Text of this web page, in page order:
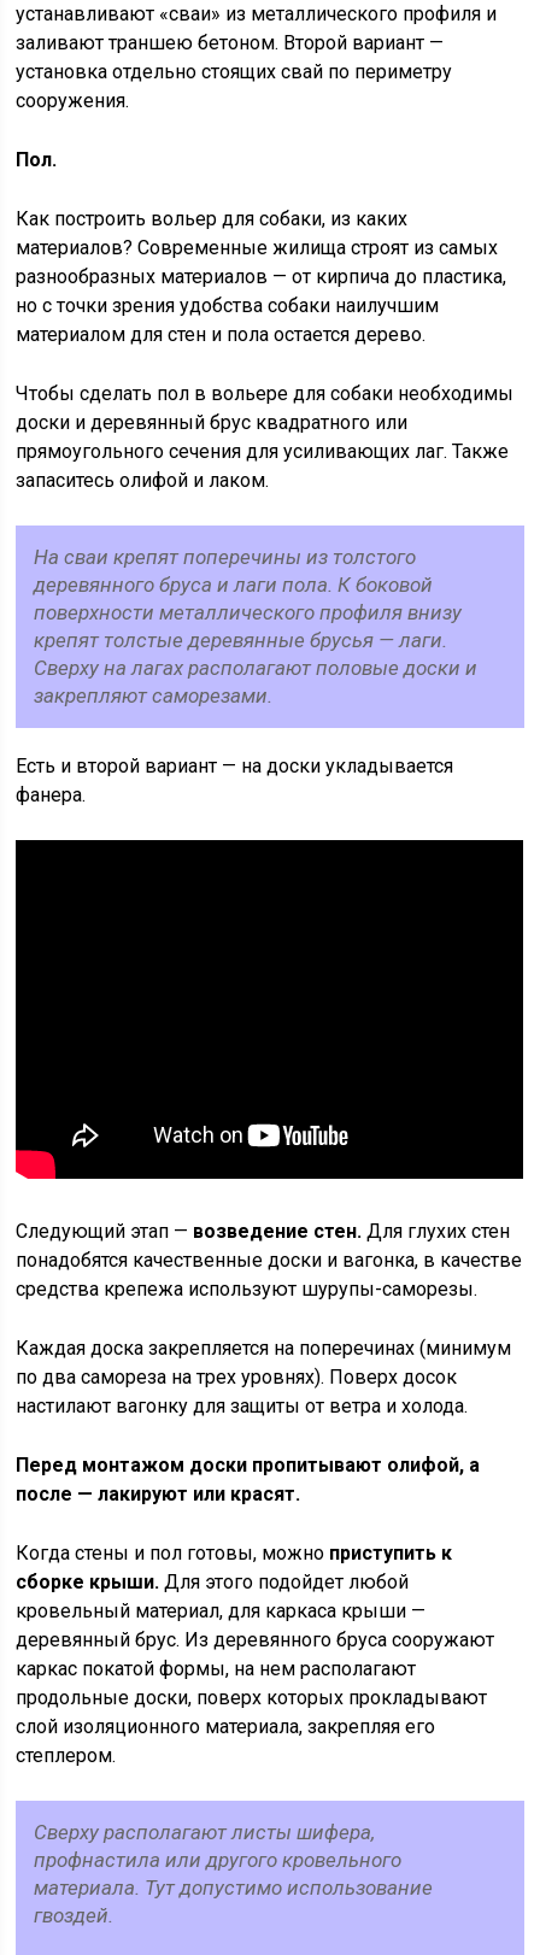
устанавливают «сваи» из металлического профиля и
заливают траншею бетоном. Второй вариант —
установка отдельно стоящих свай по периметру
сооружения.
Пол.
Как построить вольер для собаки, из каких
материалов? Современные жилища строят из самых
разнообразных материалов — от кирпича до пластика,
но с точки зрения удобства собаки наилучшим
материалом для стен и пола остается дерево.
Чтобы сделать пол в вольере для собаки необходимы
доски и деревянный брус квадратного или
прямоугольного сечения для усиливающих лаг. Также
запаситесь олифой и лаком.
На сваи крепят поперечины из толстого
деревянного бруса и лаги пола. К боковой
поверхности металлического профиля внизу
крепят толстые деревянные брусья — лаги.
Сверху на лагах располагают половые доски и
закрепляют саморезами.
Есть и второй вариант — на доски укладывается
фанера.
Следующий этап — возведение стен. Для глухих стен
понадобятся качественные доски и вагонка, в качестве
средства крепежа используют шурупы-саморезы.
Каждая доска закрепляется на поперечинах (минимум
по два самореза на трех уровнях). Поверх досок
настилают вагонку для защиты от ветра и холода.
Перед монтажом доски пропитывают олифой, а
после — лакируют или красят.
Когда стены и пол готовы, можно приступить к
сборке крыши. Для этого подойдет любой
кровельный материал, для каркаса крыши —
деревянный брус. Из деревянного бруса сооружают
каркас покатой формы, на нем располагают
продольные доски, поверх которых прокладывают
слой изоляционного материала, закрепляя его
степлером.
Сверху располагают листы шифера,
профнастила или другого кровельного
материала. Тут допустимо использование
гвоздей.